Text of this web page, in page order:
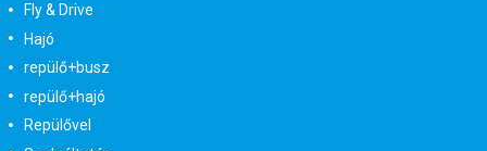
Fly & Drive
Hajó
repülő+busz
repülő+hajó
Repülővel